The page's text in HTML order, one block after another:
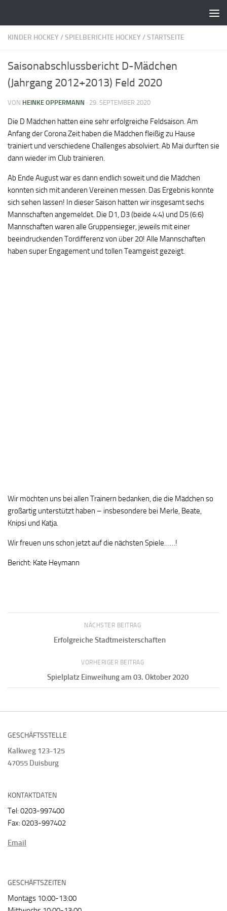
KINDER HOCKEY/SPIELBERICHTE HOCKEY/STARTSEITE
Saisonabschlussbericht D-Mädchen
(Jahrgang 2012+2013) Feld 2020
VON HEINKE OPPERMANN · 29. SEPTEMBER 2020
Die D Mädchen hatten eine sehr erfolgreiche Feldsaison. Am
Anfang der Corona Zeit haben die Mädchen fleißig zu Hause
trainiert und verschiedene Challenges absolviert. Ab Mai durften sie
dann wieder im Club trainieren.
Ab Ende August war es dann endlich soweit und die Mädchen
konnten sich mit anderen Vereinen messen. Das Ergebnis konnte
sich sehen lassen! In dieser Saison hatten wir insgesamt sechs
Mannschaften angemeldet. Die D1, D3 (beide 4:4) und D5 (6:6)
Mannschaften waren alle Gruppensieger, jeweils mit einer
beeindruckenden Tordifferenz von über 20! Alle Mannschaften
haben super Engagement und tollen Teamgeist gezeigt.
Wir möchten uns bei allen Trainern bedanken, die die Mädchen so
großartig unterstützt haben – insbesondere bei Merle, Beate,
Knipsi und Katja.
Wir freuen uns schon jetzt auf die nächsten Spiele……!
Bericht: Kate Heymann
NÄCHSTER BEITRAG
Erfolgreiche Stadtmeisterschaften
VORHERIGER BEITRAG
Spielplatz Einweihung am 03. Oktober 2020
GESCHÄFTSSTELLE
Kalkweg 123-125
47055 Duisburg
KONTAKTDATEN
Tel: 0203-997400
Fax: 0203-997402
Email
GESCHÄFTSZEITEN
Montags 10:00-13:00